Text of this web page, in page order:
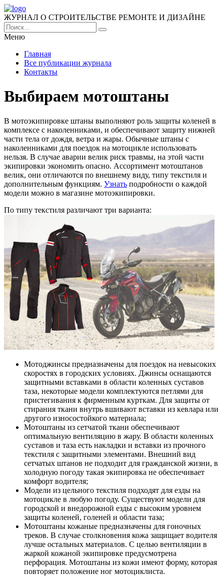
ЖУРНАЛ О СТРОИТЕЛЬСТВЕ РЕМОНТЕ И ДИЗАЙНЕ
Меню
Главная
Все публикации журнала
Контакты
Выбираем мотоштаны
В мотоэкипировке штаны выполняют роль защиты коленей в
комплексе с наколенниками, и обеспечивают защиту нижней
части тела от дождя, ветра и жары. Обычные штаны с
наколенниками для поездок на мотоцикле использовать
нельзя. В случае аварии велик риск травмы, на этой части
экипировки экономить опасно. Ассортимент мотоштанов
велик, они отличаются по внешнему виду, типу текстиля и
дополнительным функциям. Узнать подробности о каждой
модели можно в магазине мотоэкипировки.
По типу текстиля различают три варианта:
Мотоджинсы предназначены для поездок на невысоких
скоростях в городских условиях. Джинсы оснащаются
защитными вставками в области коленных суставов
таза, некоторые модели комплектуются петлями для
пристегивания к фирменным курткам. Для защиты от
стирания ткани внутрь вшивают вставки из кевлара или
другого износостойкого материала;
Мотоштаны из сетчатой ткани обеспечивают
оптимальную вентиляцию в жару. В области коленных
суставов и таза есть накладки и вставки из прочного
текстиля с защитными элементами. Внешний вид
сетчатых штанов не подходит для гражданской жизни, в
холодную погоду такая экипировка не обеспечивает
комфорт водителя;
Модели из цельного текстиля подходят для езды на
мотоцикле в любую погоду. Существуют модели для
городской и внедорожной езды с высоким уровнем
защиты коленей, голеней и области таза;
Мотоштаны кожаные предназначены для гоночных
треков. В случае столкновения кожа защищает водителя
лучше остальных материалов. С целью вентиляции в
жаркой кожаной экипировке предусмотрена
перфорация. Мотоштаны из кожи имеют форму, которая
повторяет положение ног мотоциклиста.